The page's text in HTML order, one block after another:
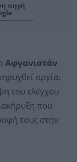
πηγή
Αφγανιστάν
αργία,
του ελέγχου
που
τους στην